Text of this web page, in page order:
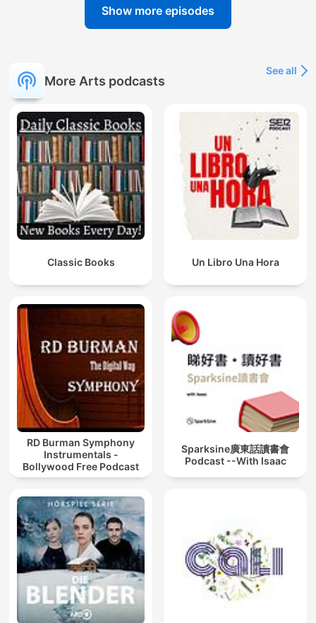
Show more episodes
More Arts podcasts
See all
Classic Books Un Libro Una Hora
RD Burman Symphony
Instrumentals -
Bollywood Free Podcast
Sparksine廣東話讀書會
Podcast --With Isaac